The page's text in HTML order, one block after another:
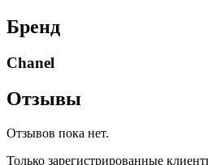
Бренд
Chanel
Отзывы
Отзывов пока нет.
Только зарегистрированные